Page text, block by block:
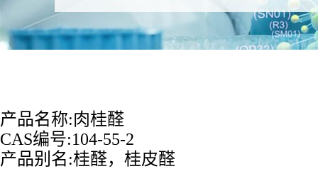
产品名称:肉桂醛
CAS编号:104-55-2
产品别名:桂醛，桂皮醛